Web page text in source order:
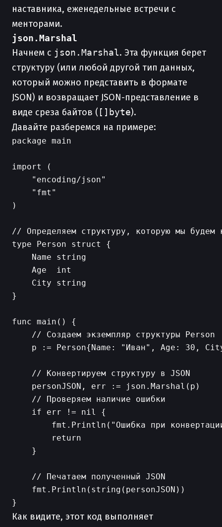
наставника, еженедельные встречи с
менторами.
json.Marshal
Начнем с json.Marshal. Эта функция берет
структуру (или любой другой тип данных,
который можно представить в формате
JSON) и возвращает JSON-представление в
виде среза байтов ( []byte).
Давайте разберемся на примере:
package main
import (
    "encoding/json"
    "fmt"
)
// Определяем структуру, которую мы будем
type Person struct {
    Name string
    Age  int
    City string
}
func main() {
    // Создаем экземпляр структуры Person
p := Person{Name: "Иван", Age: 30,
    // Конвертируем структуру в JSON
    personJSON, err := json.Marshal(p)
    // Проверяем наличие ошибки
    if err != nil {
fmt.Println("Ошибка при
        return
    }
    // Печатаем полученный JSON
    fmt.Println(string(personJSON))
Как видите, этот код выполняет